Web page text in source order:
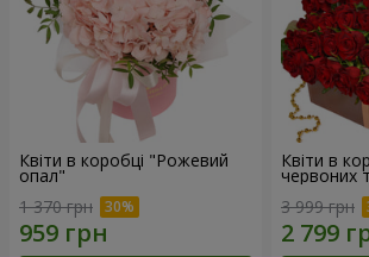
Квіти в коробці "Рожевий
опал"
1 370 грн
Квіти в
червоних
3 999 грн